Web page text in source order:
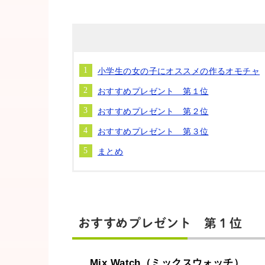
小学生の女の子にオススメの作るオモチャ
おすすめプレゼント 第１位
おすすめプレゼント 第２位
おすすめプレゼント 第３位
まとめ
おすすめプレゼント 第１位
Mix Watch（ミックスウォッチ）